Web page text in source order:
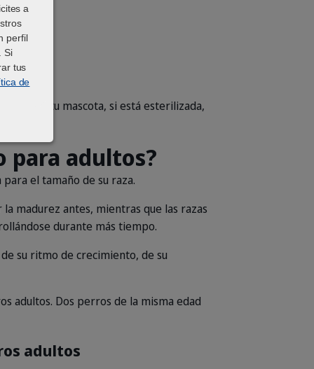
and wavy chest fur looking forward against a white background.
de tu mascota, si está esterilizada,
para adultos?
el tamaño de su raza.
madurez antes, mientras que las razas
durante más tiempo.
su ritmo de crecimiento, de su
adultos. Dos perros de la misma edad
adultos
a
perfil
Si
tus
de